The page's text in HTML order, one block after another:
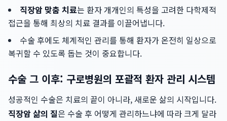
직장암 맞춤 치료는 환자 개개인의 특성을 고려한 다학제적
접근을 통해 최상의 치료 결과를 이끌어냅니다.
수술 후에도 체계적인 관리를 통해 환자가 온전히 일상으로
복귀할 수 있도록 돕는 것이 중요합니다.
수술 그 이후: 구로병원의 포괄적 환자 관리 시스템
성공적인 수술은 치료의 끝이 아니라, 새로운 삶의 시작입니다.
직장암 삶의 질은 수술 후 어떻게 관리하느냐에 따라 크게 달라